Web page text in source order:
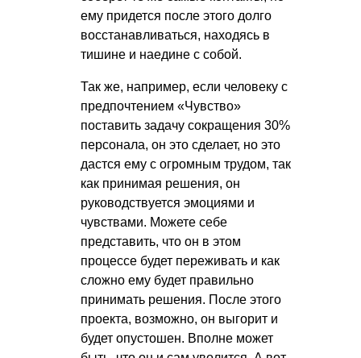
ему придется после этого долго
восстанавливаться, находясь в
тишине и наедине с собой.
Так же, например, если человеку с
предпочтением «Чувство»
поставить задачу сокращения 30%
персонала, он это сделает, но это
дастся ему с огромным трудом, так
как принимая решения, он
руководствуется эмоциями и
чувствами. Можете себе
представить, что он в этом
процессе будет переживать и как
сложно ему будет правильно
принимать решения. После этого
проекта, возможно, он выгорит и
будет опустошен. Вполне может